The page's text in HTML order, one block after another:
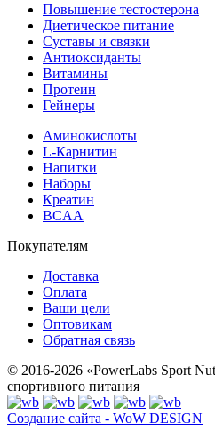
Повышение тестостерона
Диетическое питание
Суставы и связки
Антиоксиданты
Витамины
Протеин
Гейнеры
Аминокислоты
L-Карнитин
Напитки
Наборы
Креатин
BCAA
Покупателям
Доставка
Оплата
Ваши цели
Оптовикам
Обратная связь
© 2016-2026 «PowerLabs Sport
спортивного питания
Создание сайта - WoW DESIGN